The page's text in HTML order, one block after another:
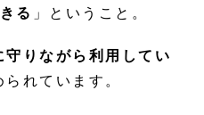
る 」ということ。
守りながら利用してい
れています。